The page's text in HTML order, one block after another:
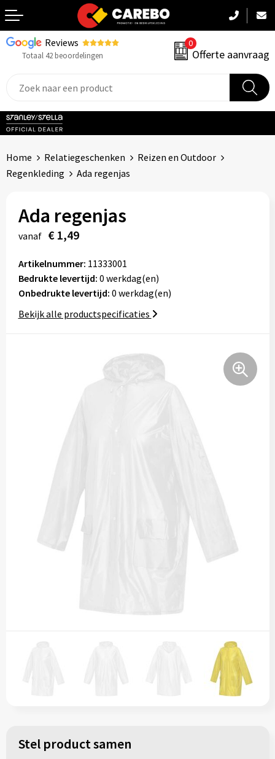
Reviews
Totaal 42 beoordelingen
0
Offerte aanvraag
Terug
Sportkleding
Handdoeken & Dekens
Relatiegeschenken
Home Relatiegeschenken
Reizen en Outdoor
Regenkleding
Ada regenjas
Ada regenjas
vanaf € 1,49
Artikelnummer: 11333001
Bedrukte levertijd: 0 werkdag(en)
Onbedrukte levertijd: 0 werkdag(en)
Bekijk alle productspecificaties
Stel product samen